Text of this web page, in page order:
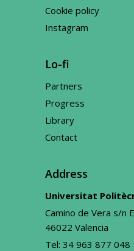
Cookie policy
Instagram
Lo-fi
Partners
Progress
Library
Contact
Address
Universitat
Camino de Vera s/n
46022 Valencia
Tel: 34 963 877 048